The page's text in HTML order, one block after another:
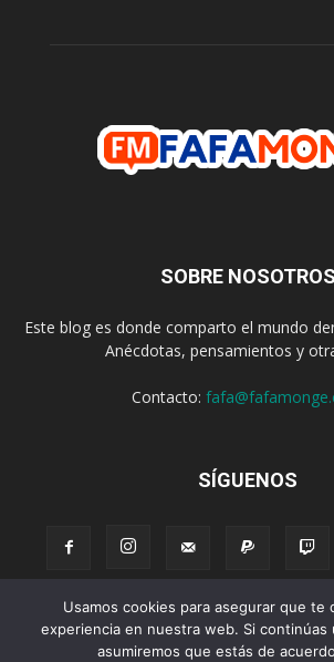
SOBRE NOSOTROS
Este blog es donde comparto el mundo
Anécdotas, pensamientos y
Contacto:
SÍGUENOS
Acerca de Donar Radio Podcast
Suscribirse
Privacidad Términos y
Usamos cookies para asegurar que te
experiencia en nuestra web. Si continúas
asumiremos que estás de